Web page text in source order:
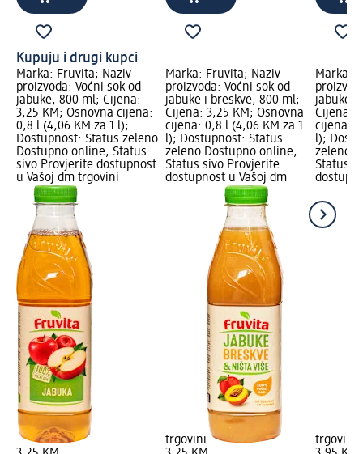
Kupuju i drugi kupci
Marka: Fruvita; Naziv
proizvoda: Voćni sok od
jabuke, 800 ml; Cijena:
3,25 KM; Osnovna cijena:
0,8 l (4,06 KM za 1 l);
Dostupnost: Status zeleno
Dostupno online, Status
sivo Provjerite dostupnost
u Vašoj dm trgovini
Marka: Fruvita; Naziv
proizvoda: Voćni sok od
jabuke i breskve, 800 ml;
Cijena: 3,25 KM; Osnovna
cijena: 0,8 l (4,06 KM za 1
l); Dostupnost: Status
zeleno Dostupno online,
Status sivo Provjerite
dostupnost u Vašoj dm
trgovini
Marka:
jabuke i
Cijena:
cijena:
l);
zeleno
Status
trgovini